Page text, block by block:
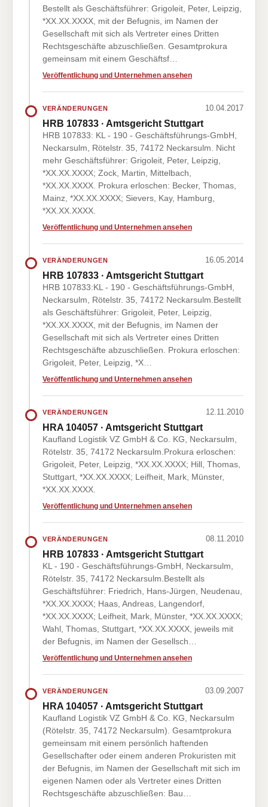
Bestellt als Geschäftsführer: Grigoleit, Peter, Leipzig,
*XX.XX.XXXX, mit der Befugnis, im Namen der
Gesellschaft mit sich als Vertreter eines Dritten
Rechtsgeschäfte abzuschließen. Gesamtprokura
gemeinsam mit einem Geschäftsf…
Veröffentlichung und Unternehmen ansehen
VERÄNDERUNGEN 10.04.2017
HRB 107833 · Amtsgericht Stuttgart
HRB 107833: KL - 190 - Geschäftsführungs-GmbH,
Neckarsulm, Rötelstr. 35, 74172 Neckarsulm. Nicht
mehr Geschäftsführer: Grigoleit, Peter, Leipzig,
*XX.XX.XXXX; Zock, Martin, Mittelbach,
*XX.XX.XXXX. Prokura erloschen: Becker, Thomas,
Mainz, *XX.XX.XXXX; Sievers, Kay, Hamburg,
*XX.XX.XXXX.
Veröffentlichung und Unternehmen ansehen
VERÄNDERUNGEN 16.05.2014
HRB 107833 · Amtsgericht Stuttgart
HRB 107833:KL - 190 - Geschäftsführungs-GmbH,
Neckarsulm, Rötelstr. 35, 74172 Neckarsulm.Bestellt
als Geschäftsführer: Grigoleit, Peter, Leipzig,
*XX.XX.XXXX, mit der Befugnis, im Namen der
Gesellschaft mit sich als Vertreter eines Dritten
Rechtsgeschäfte abzuschließen. Prokura erloschen:
Grigoleit, Peter, Leipzig, *X…
Veröffentlichung und Unternehmen ansehen
VERÄNDERUNGEN 12.11.2010
HRA 104057 · Amtsgericht Stuttgart
Kaufland Logistik VZ GmbH & Co. KG, Neckarsulm,
Rötelstr. 35, 74172 Neckarsulm.Prokura erloschen:
Grigoleit, Peter, Leipzig, *XX.XX.XXXX; Hill, Thomas,
Stuttgart, *XX.XX.XXXX; Leifheit, Mark, Münster,
*XX.XX.XXXX.
Veröffentlichung und Unternehmen ansehen
VERÄNDERUNGEN 08.11.2010
HRB 107833 · Amtsgericht Stuttgart
KL - 190 - Geschäftsführungs-GmbH, Neckarsulm,
Rötelstr. 35, 74172 Neckarsulm.Bestellt als
Geschäftsführer: Friedrich, Hans-Jürgen, Neudenau,
*XX.XX.XXXX; Haas, Andreas, Langendorf,
*XX.XX.XXXX; Leifheit, Mark, Münster, *XX.XX.XXXX;
Wahl, Thomas, Stuttgart, *XX.XX.XXXX, jeweils mit
der Befugnis, im Namen der Gesellsch…
Veröffentlichung und Unternehmen ansehen
VERÄNDERUNGEN 03.09.2007
HRA 104057 · Amtsgericht Stuttgart
Kaufland Logistik VZ GmbH & Co. KG, Neckarsulm
(Rötelstr. 35, 74172 Neckarsulm). Gesamtprokura
gemeinsam mit einem persönlich haftenden
Gesellschafter oder einem anderen Prokuristen mit
der Befugnis, im Namen der Gesellschaft mit sich im
eigenen Namen oder als Vertreter eines Dritten
Rechtsgeschäfte abzuschließen: Bau…